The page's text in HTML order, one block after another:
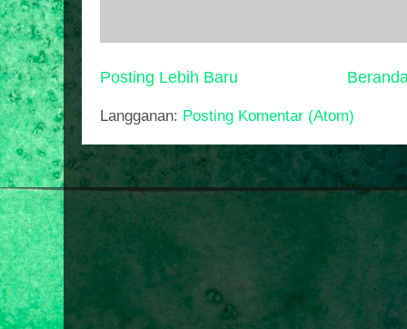
Posting Lebih Baru
Langganan: Posting Komentar (Atom)